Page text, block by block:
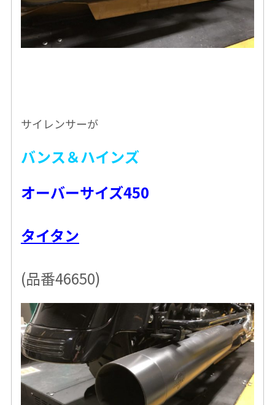
サイレンサーが
バンス＆ハインズ
オーバーサイズ450
タイタン
(品番46650)